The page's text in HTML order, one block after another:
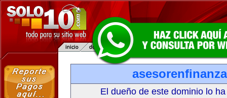
El dueño de este dominio lo